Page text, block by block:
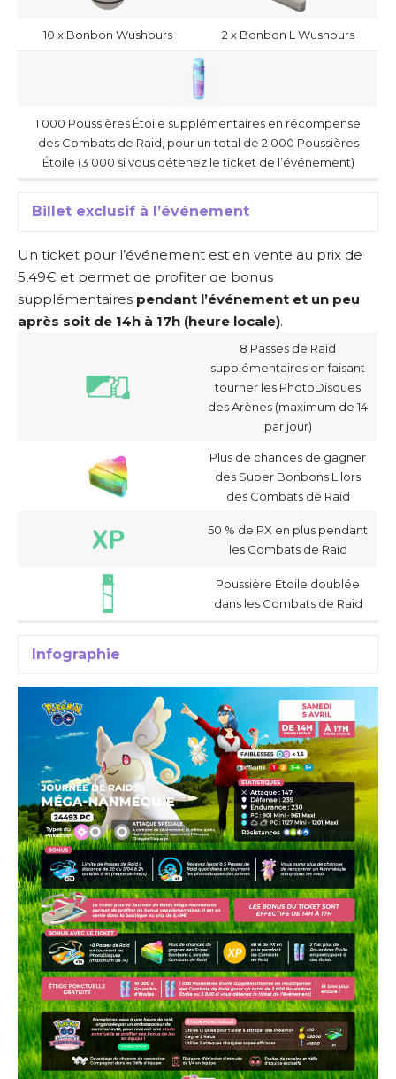
10 x Bonbon Wushours 2 x Bonbon L Wushours
1 000 Poussières Étoile supplémentaires en récompense
des Combats de Raid, pour un total de 2 000 Poussières
Étoile (3 000 si vous détenez le ticket de l’événement)
Billet exclusif à l’événement
Un ticket pour l’événement est en vente au prix de
5,49€ et permet de profiter de bonus
supplémentaires pendant l’événement et un peu
après soit de 14h à 17h (heure locale).
8 Passes de Raid
supplémentaires en faisant
tourner les PhotoDisques
des Arènes (maximum de 14
par jour)
Plus de chances de gagner
des Super Bonbons L lors
des Combats de Raid
50 % de PX en plus pendant
les Combats de Raid
Poussière Étoile doublée
dans les Combats de Raid
Infographie